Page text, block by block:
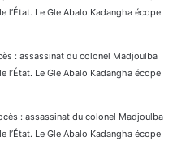
l’État. Le Gle Abalo Kadangha écope
: assassinat du colonel Madjoulba
l’État. Le Gle Abalo Kadangha écope
: assassinat du colonel Madjoulba
l’État. Le Gle Abalo Kadangha écope